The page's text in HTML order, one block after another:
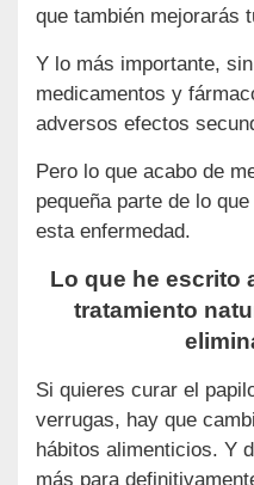
que también mejorarás
Y lo más importante,
medicamentos y
adversos efectos
Pero lo que acabo de
pequeña parte de lo
esta enfermedad.
Lo que he escrito
tratamiento
Si quieres curar el
verrugas, hay que
hábitos alimenticios. Y
más para